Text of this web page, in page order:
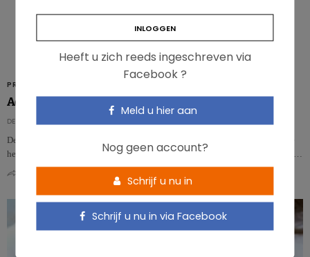
PRODUCTEN
Activia® yoghurtdrink – lijnzaad, quinoa en sesamzaad
DE REDACTIE
Deze yoghurtdrink van Activia® is vernieuwend dankzij de granensmaak die
het bevat. Een fles van 155 g bevat 121 kcal, of nog, 6% van de energetische…
Heeft u zich reeds ingeschreven via
Facebook ?
Meld u hier aan
Nog geen account?
Schrijf u nu in
Schrijf u nu in via Facebook